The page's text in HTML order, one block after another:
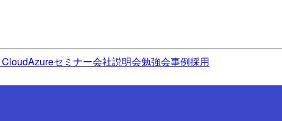
Azureセミナー会社説明会勉強会事例採用